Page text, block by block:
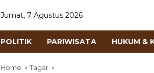
Jumat, 7 Agustus 2026
POLITIK PARIWISATA HUKUM &
Home Tagar